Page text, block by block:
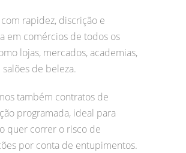
rapidez, discrição e
em comércios de todos os
lojas, mercados, academias,
salões de beleza.
também contratos de
programada, ideal para
quer correr o risco de
por conta de entupimentos.